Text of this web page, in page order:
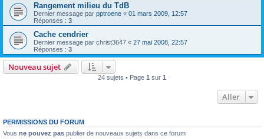
Rangement milieu du TdB
Dernier message par pptroene « 01 mars 2009, 12:57
Réponses : 3
Cache cendrier
Dernier message par christ3647 « 27 mai 2008, 22:57
Réponses : 3
Nouveau sujet
24 sujets • Page 1 sur 1
Aller
PERMISSIONS DU FORUM
Vous ne pouvez pas publier de nouveaux sujets dans ce forum